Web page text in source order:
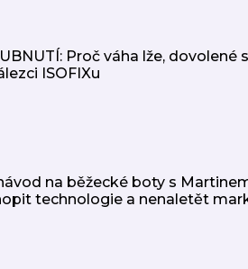
Proč váha lže, dovolené
ISOFIXu
na běžecké boty s
technologie a nenaletět